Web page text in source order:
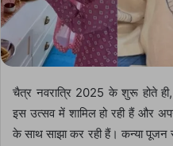
चैत्र नवरात्रि 2025 के शुरू होते
इस उत्सव में शामिल हो रही हैं और
के साथ साझा कर रही हैं। कन्या पूजन